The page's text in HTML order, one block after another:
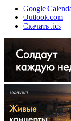
Google
Outlook.com
Скачать .ics